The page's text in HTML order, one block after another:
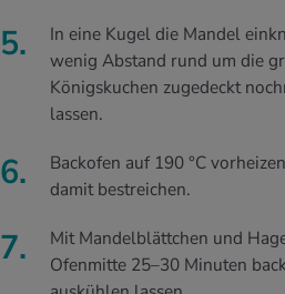
In eine Kugel die Mandel
wenig Abstand rund um die
Königskuchen zugedeckt
lassen.
Backofen auf 190 °C
damit bestreichen.
Mit Mandelblättchen und
Ofenmitte 25–30 Minuten